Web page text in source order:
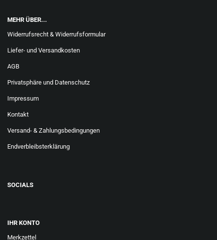
MEHR ÜBER...
Widerrufsrecht & Widerrufsformular
Liefer- und Versandkosten
AGB
Privatsphäre und Datenschutz
Impressum
Kontakt
Versand- & Zahlungsbedingungen
Endverbleibsterklärung
SOCIALS
IHR KONTO
Merkzettel